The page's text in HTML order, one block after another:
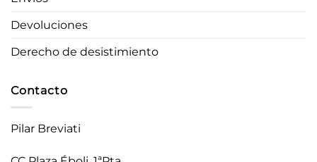
Devoluciones
Derecho de desistimiento
Contacto
Pilar Breviati